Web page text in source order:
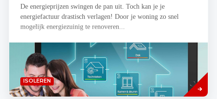
De energieprijzen swingen de pan uit. Toch kan je je
energiefactuur drastisch verlagen! Door je woning zo snel
mogelijk energiezuinig te renoveren...
ISOLEREN
meer